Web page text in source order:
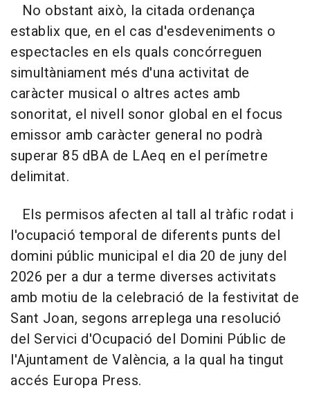
No obstant això, la citada ordenança
establix que, en el cas d'esdeveniments o
espectacles en els quals concórreguen
simultàniament més d'una activitat de
caràcter musical o altres actes amb
sonoritat, el nivell sonor global en el focus
emissor amb caràcter general no podrà
superar 85 dBA de LAeq en el perímetre
delimitat.
Els permisos afecten al tall al tràfic rodat i
l'ocupació temporal de diferents punts del
domini públic municipal el dia 20 de juny del
2026 per a dur a terme diverses activitats
amb motiu de la celebració de la festivitat de
Sant Joan, segons arreplega una resolució
del Servici d'Ocupació del Domini Públic de
l'Ajuntament de València, a la qual ha tingut
accés Europa Press.